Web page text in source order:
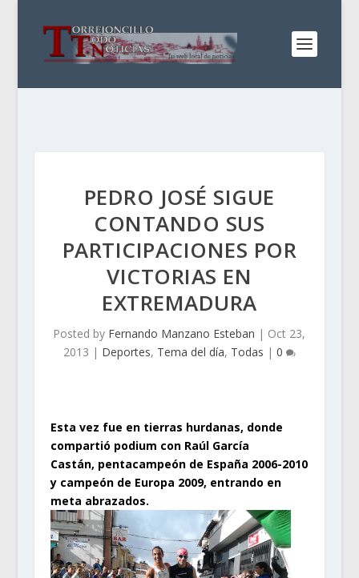
PEDRO JOSÉ SIGUE
CONTANDO SUS
PARTICIPACIONES POR
VICTORIAS EN
EXTREMADURA
Posted by Fernando Manzano Esteban | Oct 23,
2013 | Deportes, Tema del día, Todas | 0
Esta vez fue en tierras hurdanas, donde
compartió podium con Raúl García
Castán, pentacampeón de España 2006-2010
y campeón de Europa 2009, entrando en
meta abrazados.